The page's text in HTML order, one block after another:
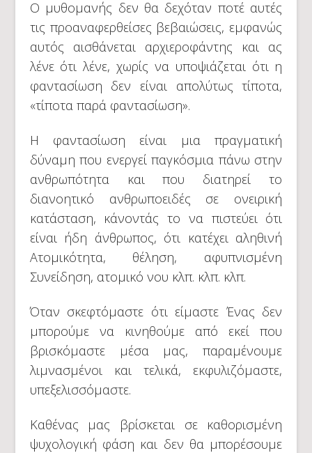
Ο μυθομανής δεν θα δεχόταν ποτέ αυτές
τις προαναφερθείσες βεβαιώσεις, εμφανώς
αυτός αισθάνεται αρχιεροφάντης και ας
λένε ότι λένε, χωρίς να υποψιάζεται ότι η
φαντασίωση δεν είναι απολύτως τίποτα,
«τίποτα παρά φαντασίωση».
Η φαντασίωση είναι μια πραγματική
δύναμη που ενεργεί παγκόσμια πάνω στην
ανθρωπότητα και που διατηρεί το
διανοητικό ανθρωποειδές σε ονειρική
κατάσταση, κάνοντάς το να πιστεύει ότι
είναι ήδη άνθρωπος, ότι κατέχει αληθινή
Ατομικότητα, θέληση, αφυπνισμένη
Συνείδηση, ατομικό νου κλπ. κλπ. κλπ.
Όταν σκεφτόμαστε ότι είμαστε Ένας δεν
μπορούμε να κινηθούμε από εκεί που
βρισκόμαστε μέσα μας, παραμένουμε
λιμνασμένοι και τελικά, εκφυλιζόμαστε,
υπεξελισσόμαστε.
Καθένας μας βρίσκεται σε καθορισμένη
ψυχολογική φάση και δεν θα μπορέσουμε